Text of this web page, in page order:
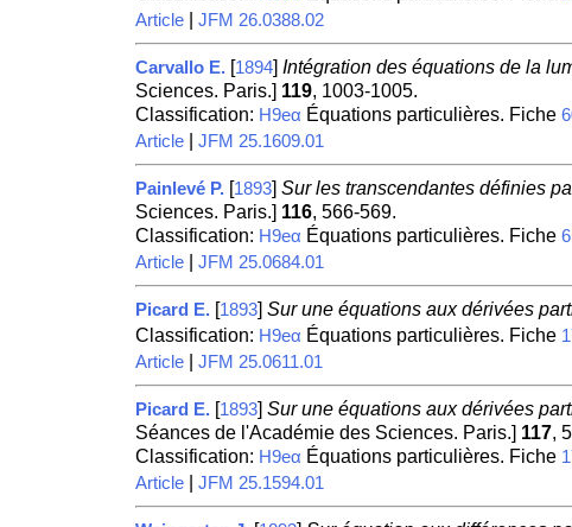
Article| JFM 26.0388.02
Carvallo E. [1894] Intégration des équations de la
Sciences. Paris.] 119, 1003-1005.
Classification: H9eα Équations particulières. Fiche
Article| JFM 25.1609.01
Painlevé P. [1893] Sur les transcendantes définies
Sciences. Paris.] 116, 566-569.
Classification: H9eα Équations particulières. Fiche
Article| JFM 25.0684.01
Picard E. [1893] Sur une équations aux dérivées
Classification: H9eα Équations particulières. Fiche
Article| JFM 25.0611.01
Picard E. [1893] Sur une équations aux dérivées
Séances de l'Académie des Sciences. Paris.] 117,
Classification: H9eα Équations particulières. Fiche
Article| JFM 25.1594.01